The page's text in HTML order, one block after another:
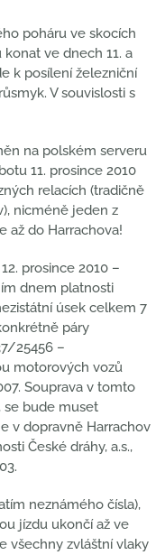
poháru ve skocích
ve dnech 11. a
k posílení železniční
V souvislosti s
na polském serveru
11. prosince 2010
relacích (tradičně
nicméně jeden z
až do Harrachova!
prosince 2010 –
dnem platnosti
úsek celkem 7
páry
25456 –
motorových vozů
Souprava v tomto
se bude muset
v dopravně Harrachov
České dráhy, a.s.,
neznámého čísla),
jízdu ukončí až ve
všechny zvláštní vlaky